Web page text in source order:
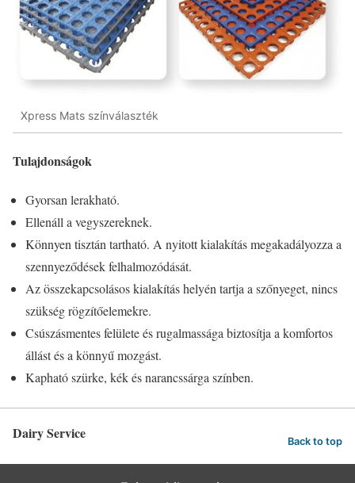
Xpress Mats színválaszték
Tulajdonságok
Gyorsan lerakható.
Ellenáll a vegyszereknek.
Könnyen tisztán tartható. A nyitott kialakítás megakadályozza a
szennyeződések felhalmozódását.
Az összekapcsolásos kialakítás helyén tartja a szőnyeget, nincs
szükség rögzítőelemekre.
Csúszásmentes felülete és rugalmassága biztosítja a komfortos
állást és a könnyű mozgást.
Kapható szürke, kék és narancssárga színben.
Dairy Service Back to top